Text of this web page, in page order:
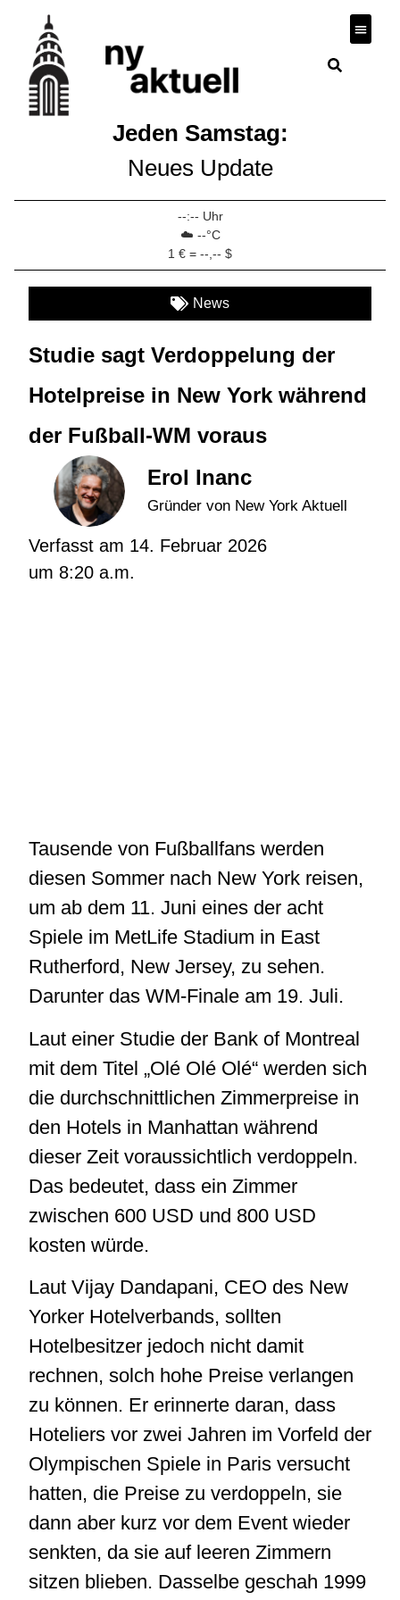
Jeden Samstag:
Neues Update
--:-- Uhr
☁️ --°C
1 € = --,-- $
News
Studie sagt Verdoppelung der
Hotelpreise in New York während
der Fußball-WM voraus
Erol Inanc
Gründer von New York Aktuell
Verfasst am 14. Februar 2026
um 8:20 a.m.
Tausende von Fußballfans werden
diesen Sommer nach New York reisen,
um ab dem 11. Juni eines der acht
Spiele im MetLife Stadium in East
Rutherford, New Jersey, zu sehen.
Darunter das WM-Finale am 19. Juli.
Laut einer Studie der Bank of Montreal
mit dem Titel „Olé Olé Olé“ werden sich
die durchschnittlichen Zimmerpreise in
den Hotels in Manhattan während
dieser Zeit voraussichtlich verdoppeln.
Das bedeutet, dass ein Zimmer
zwischen 600 USD und 800 USD
kosten würde.
Laut Vijay Dandapani, CEO des New
Yorker Hotelverbands, sollten
Hotelbesitzer jedoch nicht damit
rechnen, solch hohe Preise verlangen
zu können. Er erinnerte daran, dass
Hoteliers vor zwei Jahren im Vorfeld der
Olympischen Spiele in Paris versucht
hatten, die Preise zu verdoppeln, sie
dann aber kurz vor dem Event wieder
senkten, da sie auf leeren Zimmern
sitzen blieben. Dasselbe geschah 1999